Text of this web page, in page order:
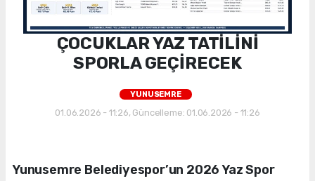
ÇOCUKLAR YAZ TATİLİNİ
SPORLA GEÇİRECEK
YUNUSEMRE
01.06.2026 - 11:26, Güncelleme: 01.06.2026 - 11:26
Yunusemre Belediyespor’un 2026 Yaz Spor